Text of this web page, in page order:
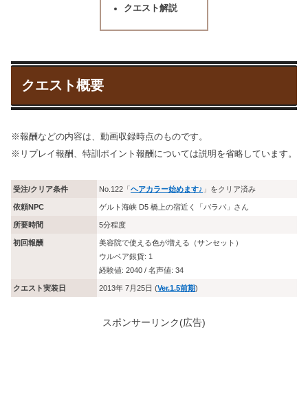
クエスト解説
クエスト概要
※報酬などの内容は、動画収録時点のものです。
※リプレイ報酬、特訓ポイント報酬については説明を省略しています。
受注/クリア条件 No.122「ヘアカラー始めます♪ 」をクリア済み
依頼NPC ゲルト海峡 D5 橋上の宿近く「バラバ」さん
所要時間 5分程度
初回報酬
美容院で使える色が増える（サンセット）
ウルベア銀貨: 1
経験値: 2040 / 名声値: 34
クエスト実装日 2013年 7月25日 (Ver.1.5前期)
スポンサーリンク(広告)